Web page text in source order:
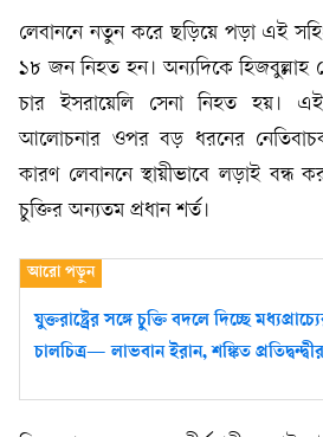
লেবাননে নতুন করে ছড়িয়ে পড়া এই
১৮ জন নিহত হন। অন্যদিকে হিজবুল্লাহ
চার ইসরায়েলি সেনা নিহত হয়। এই
আলোচনার ওপর বড় ধরনের
কারণ লেবাননে স্থায়ীভাবে লড়াই বন্ধ
চুক্তির অন্যতম প্রধান শর্ত।
যুক্তরাষ্ট্রের সঙ্গে চুক্তি বদলে দিচ্ছে
চালচিত্র— লাভবান ইরান, শঙ্কিত